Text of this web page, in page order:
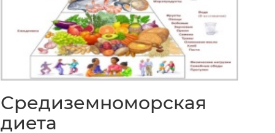
Средиземноморская
диета